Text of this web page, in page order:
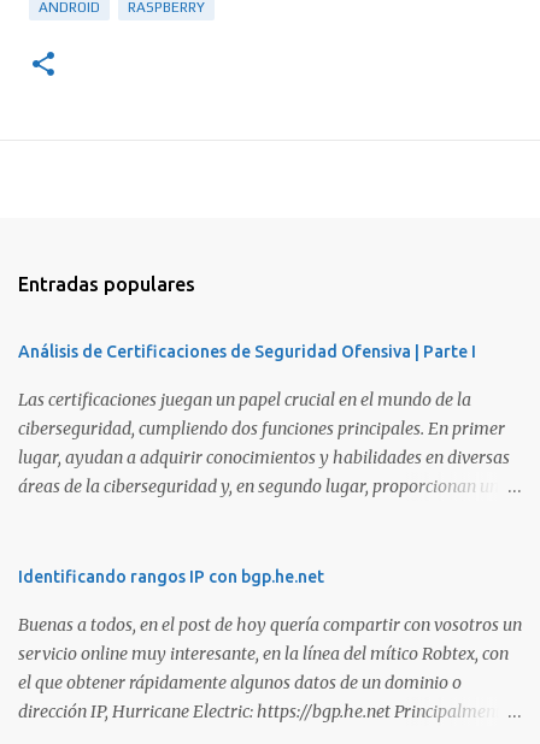
ANDROID RASPBERRY
Entradas populares
Análisis de Certificaciones de Seguridad Ofensiva | Parte I
Las certificaciones juegan un papel crucial en el mundo de la
ciberseguridad, cumpliendo dos funciones principales. En primer
lugar, ayudan a adquirir conocimientos y habilidades en diversas
áreas de la ciberseguridad y, en segundo lugar, proporcionan una
certificaciones existentes hoy en día, elegir la adecuada puede
certificaciones que consideramos como opciones sólidas para
aquellos que desean especializarse en el área de la seguridad
ofensiva. Todas ellas son totalmente prácticas y su examen simula
un escenario real en el que se deben comprometer diversos activos,
Identificando rangos IP con bgp.he.net
Buenas a todos, en el post de hoy quería compartir con vosotros un
servicio online muy interesante, en la línea del mítico Robtex, con
el que obtener rápidamente algunos datos de un dominio o
dirección IP, Hurricane Electric: https://bgp.he.net Principalmente